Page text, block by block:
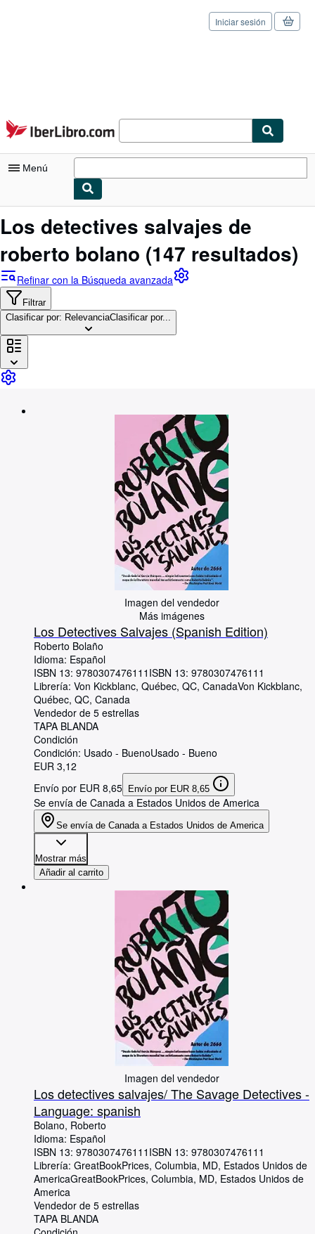
Pasar al contenido principal
IberLibro.com
Iniciar sesión
Menú
Mi cuenta
Cerrar sesión
Búsqueda avanzada
Colecciones
Libros antiguos
Arte y coleccionismo
Comenzar a vender
CERRAR
Los detectives salvajes de
roberto bolano (147 resultados)
Refinar con la Búsqueda avanzada
Filtrar
Clasificar por: RelevanciaClasificar por...
Imagen del vendedor
Más imágenes
Los Detectives Salvajes (Spanish Edition)
Roberto Bolaño
Idioma: Español
ISBN 13: 9780307476111 ISBN 13: 9780307476111
Librería: Von Kickblanc, Québec, QC, CanadaVon Kickblanc,
Québec, QC, Canada
Vendedor de 5 estrellas
TAPA BLANDA
Condición
Condición: Usado - BuenoUsado - Bueno
EUR 3,12
Envío por EUR 8,65
Envío por EUR 8,65
Se envía de Canada a Estados Unidos de America
Se envía de Canada a Estados Unidos de America
Mostrar más
Añadir al carrito
Imagen del vendedor
Los detectives salvajes/ The Savage Detectives -
Language: spanish
Bolano, Roberto
Idioma: Español
ISBN 13: 9780307476111 ISBN 13: 9780307476111
Librería: GreatBookPrices, Columbia, MD, Estados Unidos de
AmericaGreatBookPrices, Columbia, MD, Estados Unidos de
America
Vendedor de 5 estrellas
TAPA BLANDA